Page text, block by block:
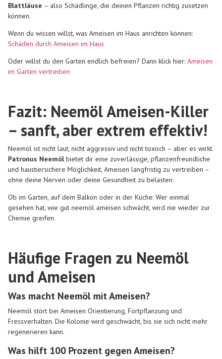
Blattläuse – also Schädlinge, die deinen Pflanzen richtig zusetzen
können.
Wenn du wissen willst, was Ameisen im Haus anrichten können:
Schäden durch Ameisen im Haus
Oder willst du den Garten endlich befreien? Dann klick hier: Ameisen
im Garten vertreiben
Fazit: Neemöl Ameisen-Killer
– sanft, aber extrem effektiv!
Neemöl ist nicht laut, nicht aggressiv und nicht toxisch – aber es wirkt.
Patronus Neemölbietet dir eine zuverlässige, pflanzenfreundliche
und haustiersichere Möglichkeit, Ameisen langfristig zu vertreiben –
ohne deine Nerven oder deine Gesundheit zu belasten.
Ob im Garten, auf dem Balkon oder in der Küche: Wer einmal
gesehen hat, wie gut neemöl ameisen schwächt, wird nie wieder zur
Chemie greifen.
Häufige Fragen zu Neemöl
und Ameisen
Was macht Neemöl mit Ameisen?
Neemöl stört bei Ameisen Orientierung, Fortpflanzung und
Fressverhalten. Die Kolonie wird geschwächt, bis sie sich nicht mehr
regenerieren kann.
Was hilft 100 Prozent gegen Ameisen?